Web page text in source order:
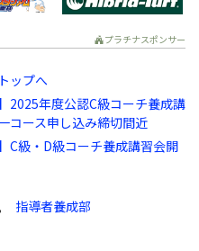
プラチナスポンサー
ップへ
2025年度公認C級コーチ養成講
ース申し込み締切間近
C級・D級コーチ養成講習会開
, 指導者養成部